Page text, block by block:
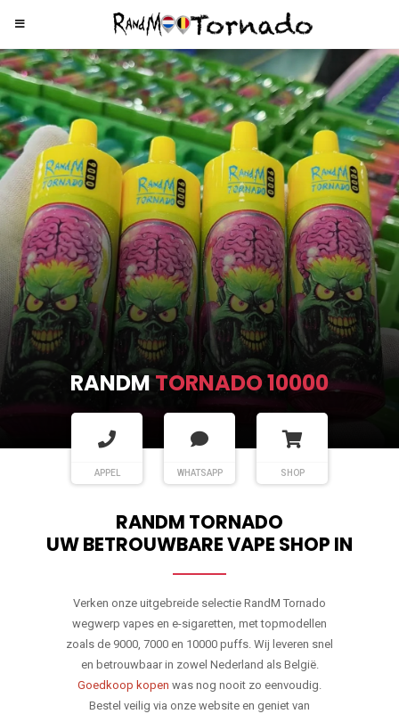
RANDMTORNADO 9000
APPEL WHATSAPP SHOP
RANDM TORNADO
UW BETROUWBARE VAPE SHOP IN
Verken onze uitgebreide selectie RandM Tornado
wegwerp vapes en e-sigaretten, met topmodellen
zoals de 9000, 7000 en 10000 puffs. Wij leveren snel
en betrouwbaar in zowel Nederland als België.
Goedkoop kopen was nog nooit zo eenvoudig.
Bestel veilig via onze website en geniet van